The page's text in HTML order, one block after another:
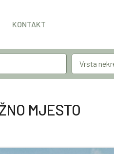
KONTAKT
Vrsta
MJESTO